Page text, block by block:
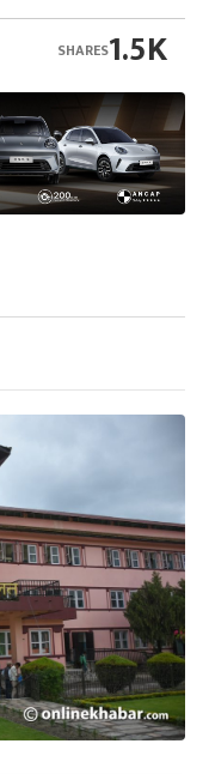
1.5K
SHARES